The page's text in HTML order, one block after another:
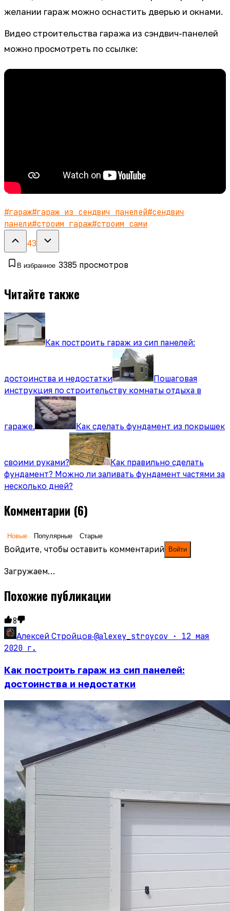
желании гараж можно оснастить дверью и окнами.
Видео строительства гаража из сэндвич-панелей
можно просмотреть по ссылке:
#гараж#гараж из сендвич панелей#сендвич
панели#строим гараж#строим сами
43
В избранное 3385 просмотров
Читайте также
Как построить гараж из сип панелей:
достоинства и недостатки
Пошаговая
инструкция по строительству комнаты отдыха в
гараже. Как сделать фундамент из покрышек
своими руками?
Как правильно сделать
фундамент? Можно ли заливать фундамент частями за
несколько дней?
Комментарии (6)
Новые Популярные Старые
Войдите, чтобы оставить комментарий Войти
Загружаем…
Похожие публикации
8
Алексей Стройцов·@alexey_stroycov · 12 мая
2020 г.
Как построить гараж из сип панелей:
достоинства и недостатки